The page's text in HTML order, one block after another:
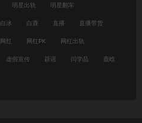
明星出轨 明星翻车
白冰 白鹿 直播 直播带货
网红 网红PK 网红出轨
虚假宣传 辟谣 闫学晶 鹿晗